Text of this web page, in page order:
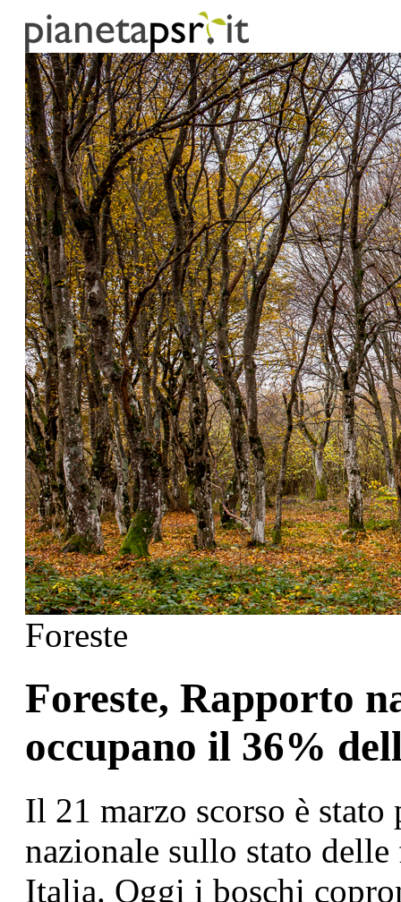
Foreste
Foreste, Rapporto
occupano il 36%
Il 21 marzo scorso è
nazionale sullo stato
Italia. Oggi i boschi